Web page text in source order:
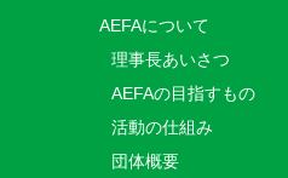
AEFAについて
理事長あいさつ
AEFAの目指すもの
活動の仕組み
団体概要